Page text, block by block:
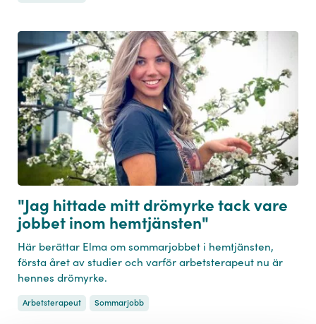
"Jag hittade mitt drömyrke tack vare
jobbet inom hemtjänsten"
Här berättar Elma om sommarjobbet i hemtjänsten,
första året av studier och varför arbetsterapeut nu är
hennes drömyrke.
Arbetsterapeut Sommarjobb